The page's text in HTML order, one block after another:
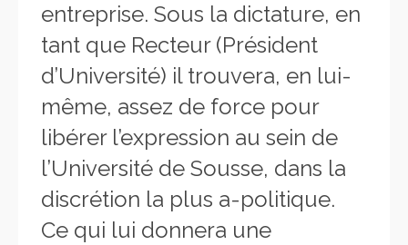
entreprise. Sous la dictature, en
tant que Recteur (Président
d’Université) il trouvera, en lui-
même, assez de force pour
libérer l’expression au sein de
l’Université de Sousse, dans la
discrétion la plus a-politique.
Ce qui lui donnera une